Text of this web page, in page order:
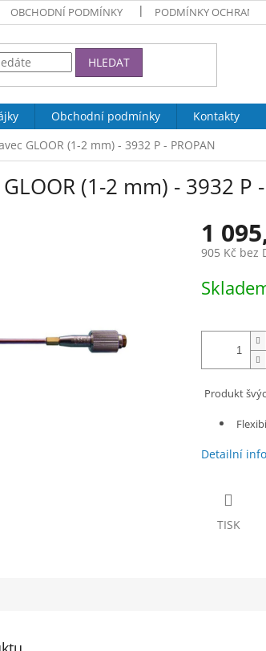
OBCHODNÍ PODMÍNKY PODMÍNKY OCHRANY
HLEDAT
Obchodní podmínky
Kontakty
GLOOR (1-2 mm) - 3932 P - PROPAN
(1-2 mm) - 3932 P -
1
905 Kč bez
cena:
Produkt
Detailní
TISK